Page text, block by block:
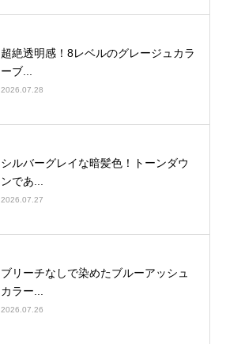
超絶透明感！8レベルのグレージュカラ
ーブ...
2026.07.28
シルバーグレイな暗髪色！トーンダウ
ンであ...
2026.07.27
ブリーチなしで染めたブルーアッシュ
カラー...
2026.07.26